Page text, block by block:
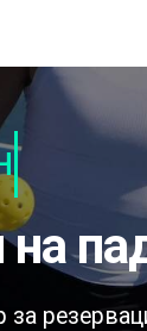
на